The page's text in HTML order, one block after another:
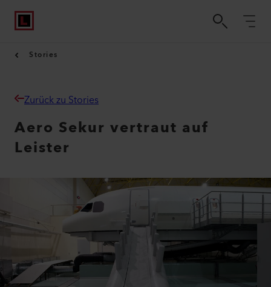
Stories
Zurück zu Stories
Aero Sekur vertraut auf
Leister